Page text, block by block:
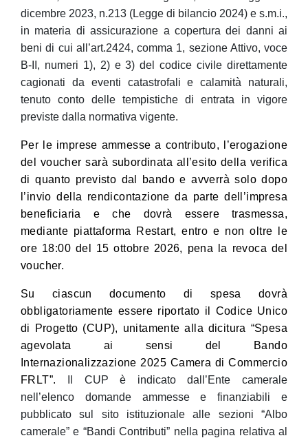
dicembre 2023, n.213 (Legge di bilancio 2024) e s.m.i.,
in materia di assicurazione a copertura dei danni ai
beni di cui all’art.2424, comma 1, sezione Attivo, voce
B-II, numeri 1), 2) e 3) del codice civile direttamente
cagionati da eventi catastrofali e calamità naturali,
tenuto conto delle tempistiche di entrata in vigore
previste dalla normativa vigente.
Per le imprese ammesse a contributo, l’erogazione
del voucher sarà subordinata all’esito della verifica
di quanto previsto dal bando e avverrà solo dopo
l’invio della rendicontazione da parte dell’impresa
beneficiaria e che dovrà essere trasmessa,
mediante piattaforma Restart, entro e non oltre le
ore 18:00 del 15 ottobre 2026, pena la revoca del
voucher.
Su ciascun documento di spesa dovrà
obbligatoriamente essere riportato il Codice Unico
di Progetto (CUP), unitamente alla dicitura “Spesa
agevolata ai sensi del Bando
Internazionalizzazione 2025 Camera di Commercio
FRLT”.
Il CUP è indicato dall’Ente camerale
nell’elenco domande ammesse e finanziabili e
pubblicato sul sito istituzionale alle sezioni “Albo
camerale” e “Bandi Contributi” nella pagina relativa al